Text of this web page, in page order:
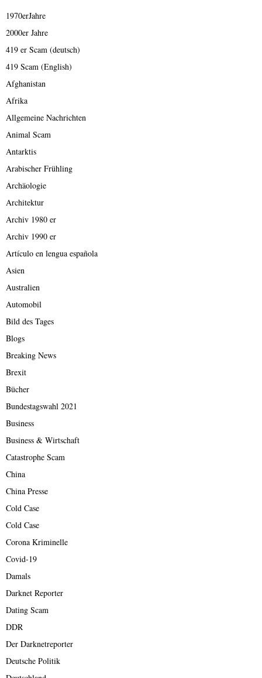
1970erJahre
2000er Jahre
419 er Scam (deutsch)
419 Scam (English)
Afghanistan
Afrika
Allgemeine Nachrichten
Animal Scam
Antarktis
Arabischer Frühling
Archäologie
Architektur
Archiv 1980 er
Archiv 1990 er
Artículo en lengua española
Asien
Australien
Automobil
Bild des Tages
Blogs
Breaking News
Brexit
Bücher
Bundestagswahl 2021
Business
Business & Wirtschaft
Catastrophe Scam
China
China Presse
Cold Case
Cold Case
Corona Kriminelle
Covid-19
Damals
Darknet Reporter
Dating Scam
DDR
Der Darknetreporter
Deutsche Politik